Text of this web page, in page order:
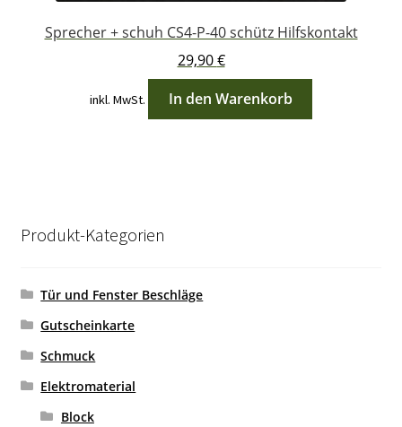
Sprecher + schuh CS4-P-40 schütz Hilfskontakt
29,90€
inkl. MwSt. In den Warenkorb
Produkt-Kategorien
Tür und Fenster Beschläge
Gutscheinkarte
Schmuck
Elektromaterial
Block